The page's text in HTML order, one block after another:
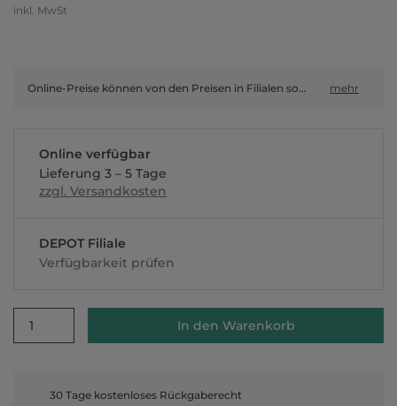
inkl. MwSt
Online-Preise können von den Preisen in Filialen sowie Shop-in-Shop-Flächen abweichen. mehr
Online verfügbar
Lieferung 3 – 5 Tage
zzgl. Versandkosten
DEPOT Filiale
Verfügbarkeit prüfen
1 In den Warenkorb
30 Tage kostenloses Rückgaberecht